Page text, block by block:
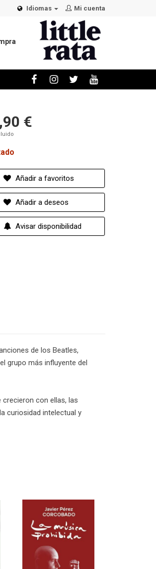
Mi cuenta
Idiomas
€
Añadir a favoritos
Añadir a deseos
Avisar disponibilidad
de los Beatles,
grupo más influyente del
con ellas, las
curiosidad intelectual y